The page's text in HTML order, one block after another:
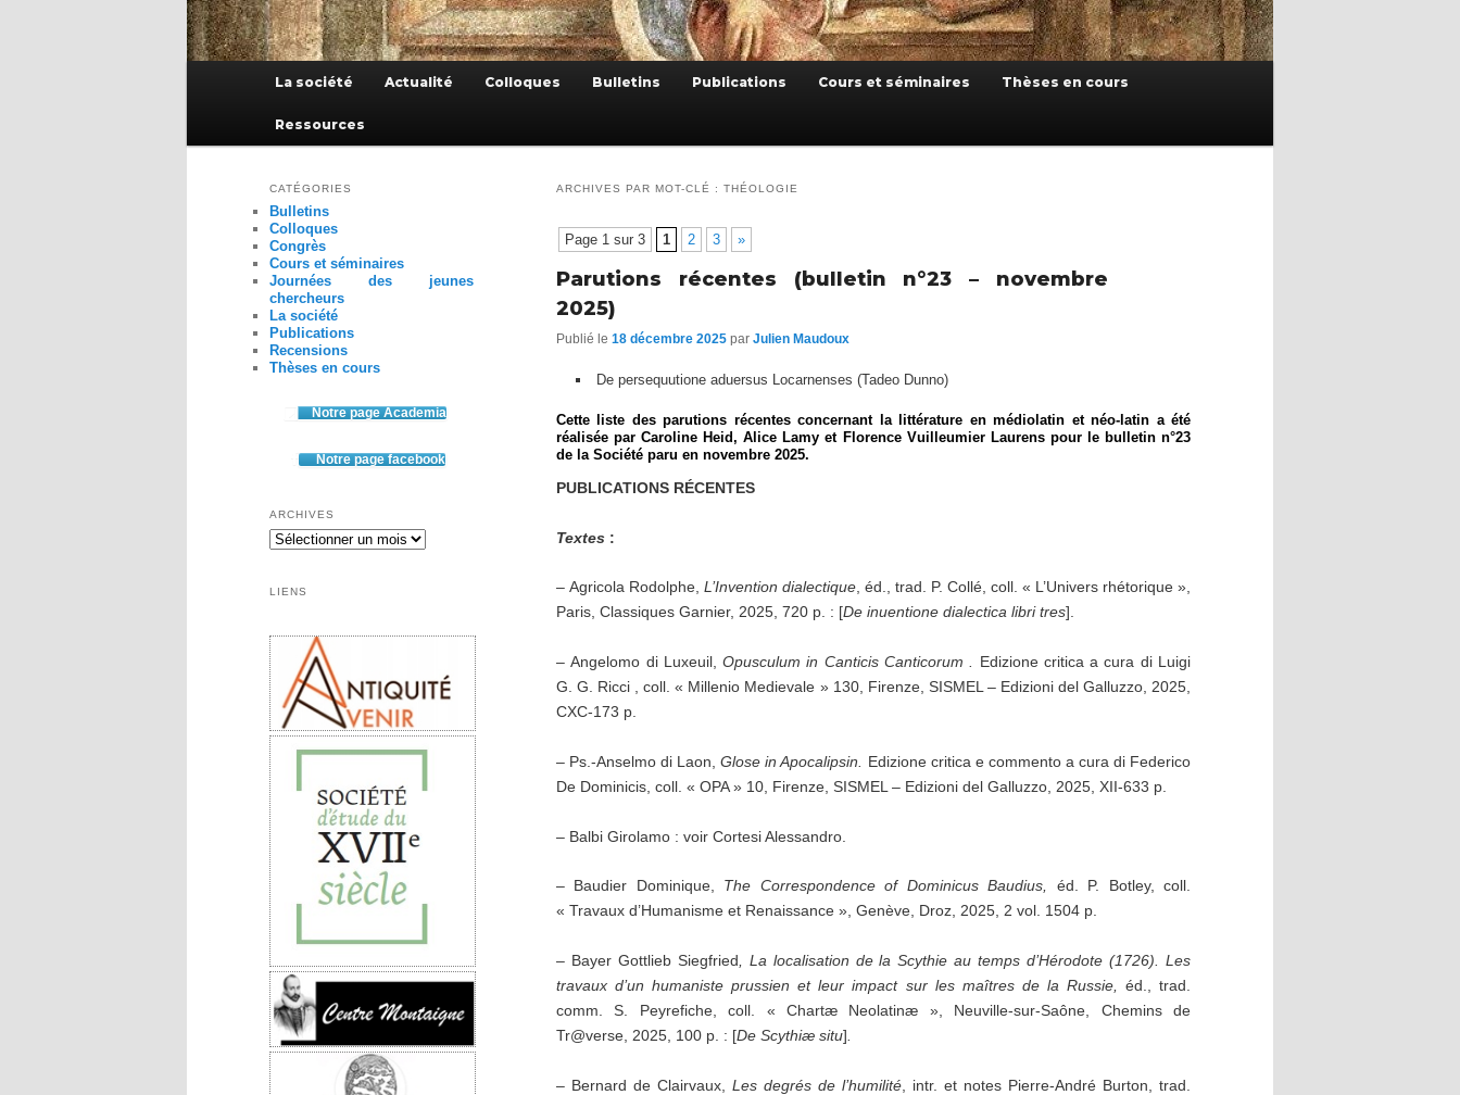
La société Actualité Colloques Bulletins Publications Cours et séminaires Thèses en cours
Ressources
ARCHIVES PAR MOT-CLÉ : THÉOLOGIE
Page 1 sur 3 1 2 3 »
Parutions récentes (bulletin n°23 – novembre
2025)
Publié le 18 décembre 2025 par Julien Maudoux
De persequutione aduersus Locarnenses (Tadeo Dunno)
Cette liste des parutions récentes concernant la littérature en médiolatin et néo-latin a été
réalisée par Caroline Heid, Alice Lamy et Florence Vuilleumier Laurens pour le bulletin n°23
de la Société paru en novembre 2025.
PUBLICATIONS RÉCENTES
Textes :
– Agricola Rodolphe, L’Invention dialectique, éd., trad. P. Collé, coll. « L’Univers rhétorique »,
Paris, Classiques Garnier, 2025, 720 p. : [De inuentione dialectica libri tres].
– Angelomo di Luxeuil,Opusculum in Canticis Canticorum
Edizione critica a cura di Luigi
G. G. Ricci , coll. « Millenio Medievale » 130, Firenze, SISMEL – Edizioni del Galluzzo, 2025,
CXC-173 p.
– Ps.-Anselmo di Laon,Glose in Apocalipsin. Edizione critica e commento a cura di Federico
De Dominicis, coll. « OPA » 10, Firenze, SISMEL – Edizioni del Galluzzo, 2025, XII-633 p.
– Balbi Girolamo : voir Cortesi Alessandro.
– Baudier Dominique, The Correspondence of Dominicus Baudius, éd. P. Botley, coll.
« Travaux d’Humanisme et Renaissance », Genève, Droz, 2025, 2 vol. 1504 p.
– Bayer Gottlieb Siegfried , La localisation de la Scythie au temps d’Hérodote (1726). Les
travaux d’un humaniste prussien et leur impact sur les maîtres de la Russie,
éd., trad.
comm. S. Peyrefiche, coll. « Chartæ Neolatinæ », Neuville-sur-Saône, Chemins de
Tr@verse, 2025, 100 p. : [De Scythiæ situ]
– Bernard de Clairvaux, Les degrés de l’humilité , intr. et notes Pierre-André Burton, trad.
CATÉGORIES
Bulletins
Colloques
Congrès
Cours et séminaires
Journées des jeunes
chercheurs
La société
Publications
Recensions
Thèses en cours
Notre page Academia
Notre page facebook
ARCHIVES
LIENS